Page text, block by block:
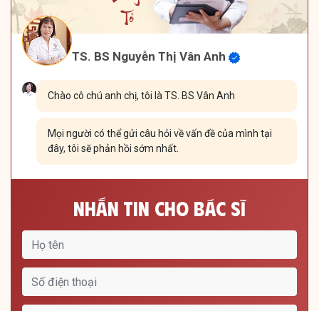
TS. BS Nguyễn Thị Vân Anh
Chào cô chú anh chị, tôi là TS. BS Vân Anh
Mọi người có thể gửi câu hỏi về vấn đề của mình tại
đây, tôi sẽ phản hồi sớm nhất.
Nhắn Tin Cho Bác Sĩ